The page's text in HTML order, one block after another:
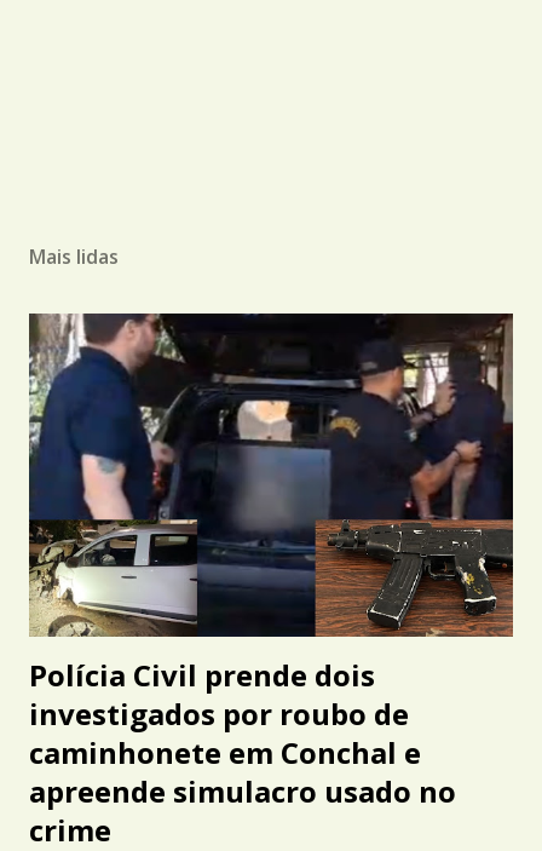
Mais lidas
Polícia Civil prende dois
investigados por roubo de
caminhonete em Conchal e
apreende simulacro usado no
crime